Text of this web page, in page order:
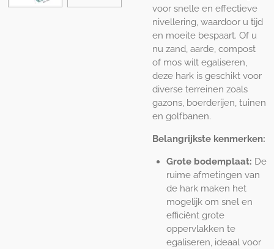
voor snelle en effectieve
nivellering, waardoor u tijd
en moeite bespaart. Of u
nu zand, aarde, compost
of mos wilt egaliseren,
deze hark is geschikt voor
diverse terreinen zoals
gazons, boerderijen, tuinen
en golfbanen.
Belangrijkste kenmerken:
Grote bodemplaat: De
ruime afmetingen van
de hark maken het
mogelijk om snel en
efficiënt grote
oppervlakken te
egaliseren, ideaal voor